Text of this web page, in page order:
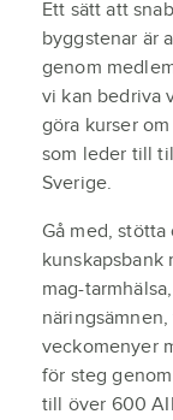
Ett sätt att
byggstenar är
genom
vi kan bedriva
göra kurser
som leder till
Sverige.
Gå med, stötta
kunskapsbank
mag-
veckomenyer
för steg
till över 600